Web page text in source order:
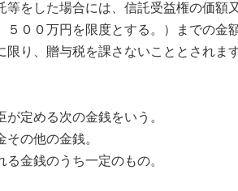
等をした場合には、信託受益権の価
５００万円を限度とする。）までの
り、贈与税を課さないこととされます
定める次の金銭をいう。
の他の金銭。
金銭のうち一定のもの。